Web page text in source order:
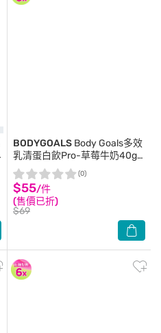
BODYGOALS Body Goals多效
乳清蛋白飲Pro-草莓牛奶40g/
包
$55/件
(售價已折)
$69
(0)